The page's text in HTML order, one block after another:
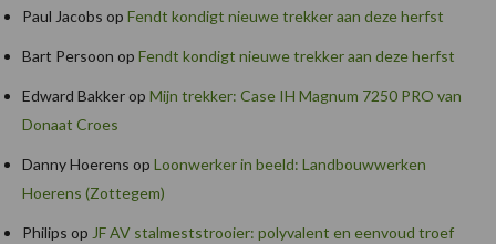
Paul Jacobs op Fendt kondigt nieuwe trekker aan deze herfst
Bart Persoon op Fendt kondigt nieuwe trekker aan deze herfst
Edward Bakkerop Mijn trekker: Case IH Magnum 7250 PRO van
Donaat Croes
Danny Hoerens op Loonwerker in beeld: Landbouwwerken
Hoerens (Zottegem)
Philips op JF AV stalmeststrooier: polyvalent en eenvoud troef